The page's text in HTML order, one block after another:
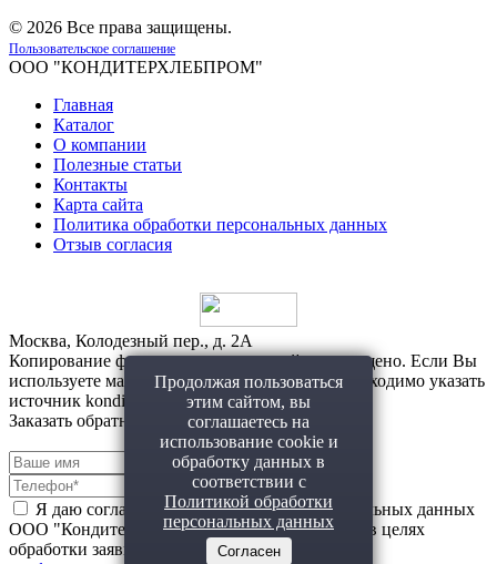
© 2026 Все права защищены.
Пользовательское соглашение
ООО "КОНДИТЕРХЛЕБПРОМ"
Главная
Каталог
О компании
Полезные статьи
Контакты
Карта сайта
Политика обработки персональных данных
Отзыв согласия
Москва, Колодезный пер., д. 2А
Копирование фото и материалов с сайта запрещено. Если Вы
используете материалы с нашего сайта, то необходимо указать
источник konditerhlebprom.ru
Продолжая пользоваться
этим сайтом, вы
соглашаетесь на
использование cookie и
обработку данных в
соответствии с
Политикой обработки
персональных данных
Согласен
Заказать обратный звонок!
Я даю согласие на обработку моих персональных данных
ООО "Кондитерхлебпром" (ИНН 7710664337) в целях
обработки заявки и обратной связи.